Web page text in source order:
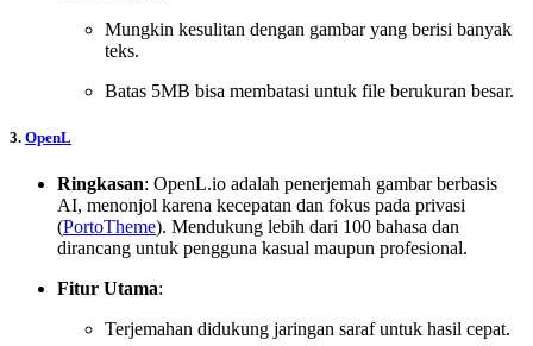
Mungkin kesulitan dengan gambar yang berisi banyak
teks.
Batas 5MB bisa membatasi untuk file berukuran besar.
3. OpenL
Ringkasan: OpenL.io adalah penerjemah gambar berbasis
AI, menonjol karena kecepatan dan fokus pada privasi
(PortoTheme). Mendukung lebih dari 100 bahasa dan
dirancang untuk pengguna kasual maupun profesional.
Fitur Utama:
Terjemahan didukung jaringan saraf untuk hasil cepat.